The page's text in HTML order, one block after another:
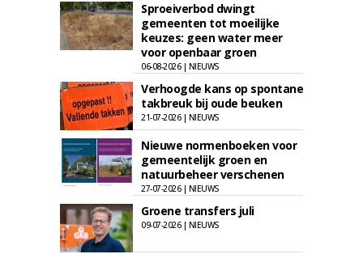
Sproeiverbod dwingt
gemeenten tot moeilijke
keuzes: geen water meer
voor openbaar groen
06-08-2026 | NIEUWS
Verhoogde kans op spontane
takbreuk bij oude beuken
21-07-2026 | NIEUWS
Nieuwe normenboeken voor
gemeentelijk groen en
natuurbeheer verschenen
27-07-2026 | NIEUWS
Groene transfers juli
09-07-2026 | NIEUWS